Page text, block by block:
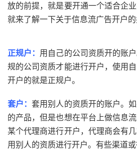
放的前提，就是要开通一个适合企
就来了解一下关于信息流广告开户的
正规户： 用自己的公司资质开的账
规的公司资质才能进行开户，使用
开户的就是正规户。
套户：套用别人的资质开的账户。
的产品，但是也想在平台上做信息
某个代理商进行开户，代理商会有
用别人的资质进行开户。有些渠道或